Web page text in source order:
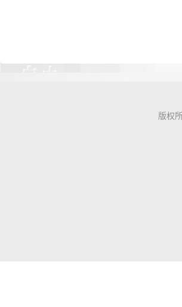
版权